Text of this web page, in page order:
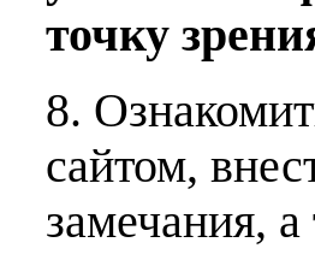
точку
8.
сайтом,
замечания,